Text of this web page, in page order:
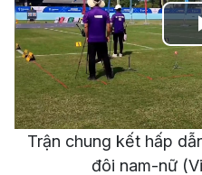
Trận chung kết hấp
đôi nam-nữ